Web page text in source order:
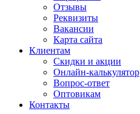
Отзывы
Реквизиты
Вакансии
Карта сайта
Клиентам
Скидки и акции
Онлайн-калькулятор
Вопрос-ответ
Оптовикам
Контакты